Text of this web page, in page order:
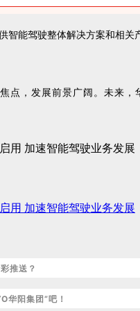
智能驾驶整体解决方案和相关
，发展前景广阔。未来，
推送？
华阳集团”吧！